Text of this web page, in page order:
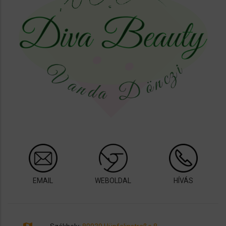
EMAIL WEBOLDAL HÍVÁS